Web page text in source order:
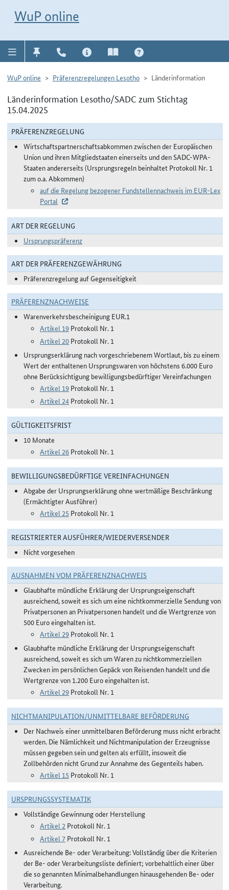
WuP online
WuP online Präferenzregelungen Lesotho Länderinformation
Länderinformation Lesotho/SADC zum Stichtag
15.04.2025
PRÄFERENZREGELUNG
Wirtschaftspartnerschaftsabkommen zwischen der Europäischen
Union und ihren Mitgliedstaaten einerseits und den SADC-WPA-
Staaten andererseits (Ursprungsregeln beinhaltet Protokoll Nr. 1
zum o.a. Abkommen)
auf die Regelung bezogener Fundstellennachweis im EUR-Lex
Portal
ART DER REGELUNG
Ursprungspräferenz
ART DER PRÄFERENZGEWÄHRUNG
Präferenzregelung auf Gegenseitigkeit
PRÄFERENZNACHWEISE
Warenverkehrsbescheinigung EUR.1
Artikel 19 Protokoll Nr. 1
Artikel 20 Protokoll Nr. 1
Ursprungserklärung nach vorgeschriebenem Wortlaut, bis zu einem
Wert der enthaltenen Ursprungswaren von höchstens 6.000 Euro
ohne Berücksichtigung bewilligungsbedürftiger Vereinfachungen
Artikel 19 Protokoll Nr. 1
Artikel 24 Protokoll Nr. 1
GÜLTIGKEITSFRIST
10 Monate
Artikel 26 Protokoll Nr. 1
BEWILLIGUNGSBEDÜRFTIGE VEREINFACHUNGEN
Abgabe der Ursprungserklärung ohne wertmäßige Beschränkung
(Ermächtigter Ausführer)
Artikel 25 Protokoll Nr. 1
REGISTRIERTER AUSFÜHRER/WIEDERVERSENDER
Nicht vorgesehen
AUSNAHMEN VOM PRÄFERENZNACHWEIS
Glaubhafte mündliche Erklärung der Ursprungseigenschaft
ausreichend, soweit es sich um eine nichtkommerzielle Sendung von
Privatpersonen an Privatpersonen handelt und die Wertgrenze von
500 Euro eingehalten ist.
Artikel 29 Protokoll Nr. 1
Glaubhafte mündliche Erklärung der Ursprungseigenschaft
ausreichend, soweit es sich um Waren zu nichtkommerziellen
Zwecken im persönlichen Gepäck von Reisenden handelt und die
Wertgrenze von 1.200 Euro eingehalten ist.
Artikel 29 Protokoll Nr. 1
NICHTMANIPULATION/UNMITTELBARE BEFÖRDERUNG
Der Nachweis einer unmittelbaren Beförderung muss nicht erbracht
werden. Die Nämlichkeit und Nichtmanipulation der Erzeugnisse
müssen gegeben sein und gelten als erfüllt, insoweit die
Zollbehörden nicht Grund zur Annahme des Gegenteils haben.
Artikel 15 Protokoll Nr. 1
URSPRUNGSSYSTEMATIK
Vollständige Gewinnung oder Herstellung
Artikel 2 Protokoll Nr. 1
Artikel 7 Protokoll Nr. 1
Ausreichende Be- oder Verarbeitung: Vollständig über die Kriterien
der Be- oder Verarbeitungsliste definiert; vorbehaltlich einer über
die so genannten Minimalbehandlungen hinausgehenden Be- oder
Verarbeitung.